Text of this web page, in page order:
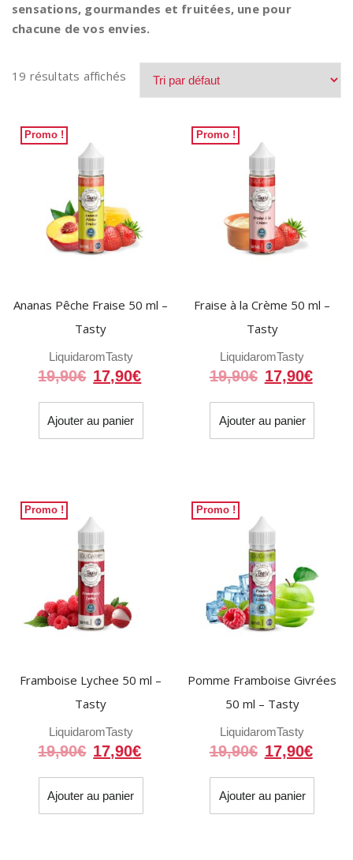
sensations, gourmandes et fruitées, une pour
chacune de vos envies.
19 résultats affichés
Promo !
Ananas Pêche Fraise 50 ml –
Tasty
LiquidaromTasty
19,90€ Le
initial
était :
17,90€
est :
Ajouter au panier
Promo !
Fraise à la Crème 50 ml –
Tasty
LiquidaromTasty
19,90€ Le
initial
était :
17,90€
est :
Ajouter au panier
Promo !
Framboise Lychee 50 ml –
Tasty
LiquidaromTasty
19,90€ Le
initial
était :
17,90€
est :
Ajouter au panier
Promo !
Pomme Framboise Givrées
50 ml – Tasty
LiquidaromTasty
19,90€ Le
initial
était :
17,90€
est :
Ajouter au panier